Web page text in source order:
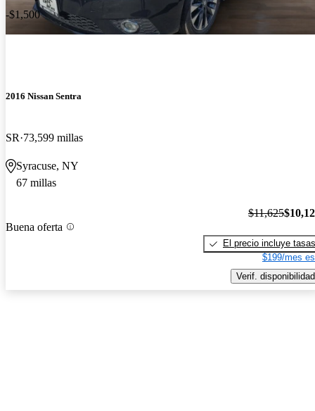
-$1,500
2016 Nissan Sentra
SR 73,599 millas
Syracuse, NY
67 millas
Buena oferta
$11,625
El precio incluye tasas
$199/mes
Verif. disponibilidad